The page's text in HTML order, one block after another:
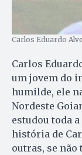
Carlos Eduardo
Carlos
um jovem do
humilde, ele
Nordeste
estudou toda
história de
outras, se